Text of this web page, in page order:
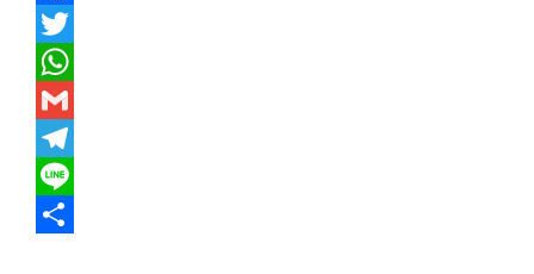
F
a
c
e
b
o
T
w
t
W
h
a
G
m
a
T
eL